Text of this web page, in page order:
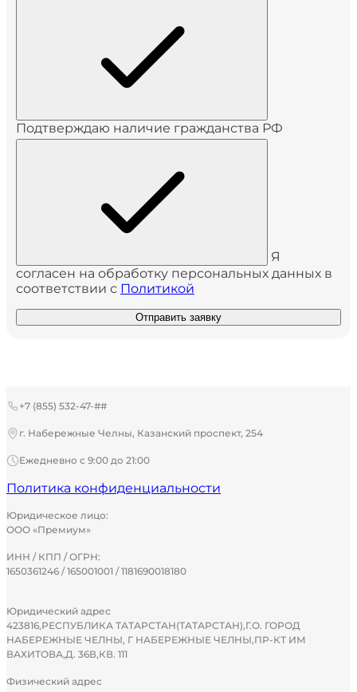
Подтверждаю наличие гражданства РФ
Я
согласен на обработку персональных данных в
соответствии с Политикой
Отправить заявку
+7 (855) 532-47-##
г. Набережные Челны, Казанский проспект, 254
Ежедневно с 9:00 до 21:00
Политика конфиденциальности
Юридическое лицо:
ООО «Премиум»
ИНН / КПП / ОГРН:
1650361246 / 165001001 / 1181690018180
Юридический адрес
423816,РЕСПУБЛИКА ТАТАРСТАН(ТАТАРСТАН),Г.О. ГОРОД
НАБЕРЕЖНЫЕ ЧЕЛНЫ, Г НАБЕРЕЖНЫЕ ЧЕЛНЫ,ПР-КТ ИМ
ВАХИТОВА,Д. 36В,КВ. 111
Физический адрес